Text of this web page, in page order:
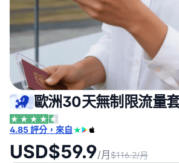
歐洲30天無制限流量
4.85 評分，來自
USD$59.9/月$116.2/月